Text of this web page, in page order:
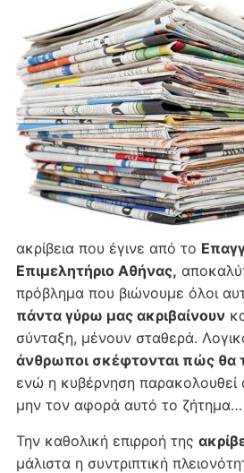
ακρίβεια που έγινε από το
Επιμελητήριο Αθήνας,
πρόβλημα που βιώνουμε όλοι
πάντα γύρω μας ακριβαίνουν
σύνταξη, μένουν σταθερά.
άνθρωποι σκέφτονται πώς θα
ενώ η κυβέρνηση παρακολουθεί
μην τον αφορά αυτό το ζήτημα…
Την καθολική επιρροή της
μάλιστα η συντριπτική